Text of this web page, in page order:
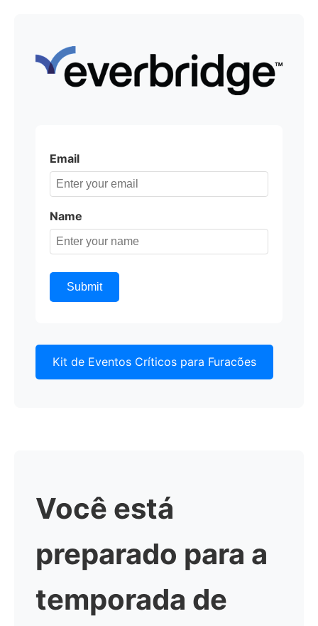
Email
Name
Submit
Kit de Eventos Críticos para Furacões
Você está
preparado para a
temporada de